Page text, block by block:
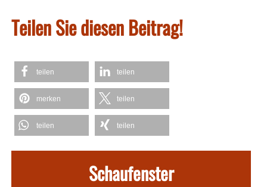
Teilen Sie diesen Beitrag!
teilen teilen
merken teilen
teilen teilen
Schaufenster